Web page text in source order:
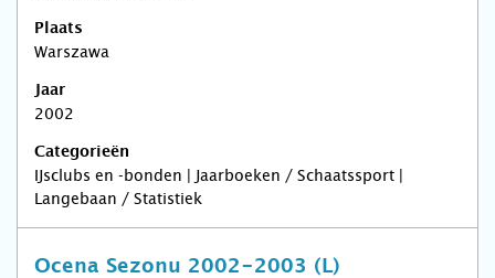
Plaats
Warszawa
Jaar
2002
Categorieën
IJsclubs en -bonden | Jaarboeken / Schaatssport |
Langebaan / Statistiek
Ocena Sezonu 2002-2003 (L)